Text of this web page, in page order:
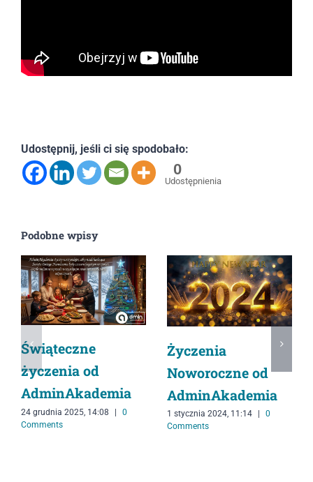
Udostępnij, jeśli ci się spodobało:
0
Udostępnienia
Podobne wpisy
Świąteczne
życzenia od
AdminAkademia
24 grudnia 2025, 14:08 |
0
Comments
Życzenia
Noworoczne od
AdminAkademia
1 stycznia 2024, 11:14
0
Comments